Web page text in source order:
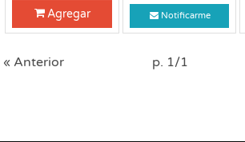
Agregar Notificarme
« Anterior p. 1/1